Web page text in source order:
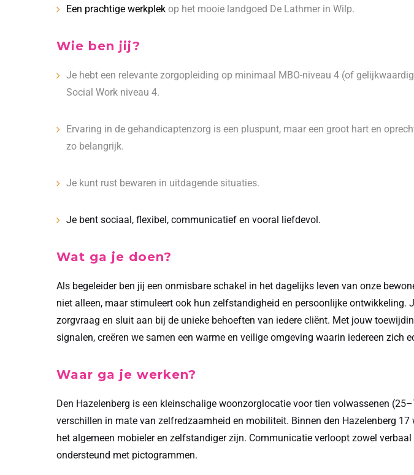
Een prachtige werkplek op het mooie landgoed De Lathmer in Wilp.
Wie ben jij?
Je hebt een relevante zorgopleiding op minimaal MBO-niveau 4 (of
Social Work niveau 4.
Ervaring in de gehandicaptenzorg is een pluspunt, maar een groot hart en
zo belangrijk.
Je kunt rust bewaren in uitdagende situaties.
Je bent sociaal, flexibel, communicatief en vooral liefdevol.
Wat ga je doen?
Als begeleider ben jij een onmisbare schakel in het dagelijks leven van onze
niet alleen, maar stimuleert ook hun zelfstandigheid en persoonlijke ontwikkeling.
zorgvraag en sluit aan bij de unieke behoeften van iedere cliënt. Met jouw
signalen, creëren we samen een warme en veilige omgeving waarin iedereen zich
Waar ga je werken?
Den Hazelenberg is een kleinschalige woonzorglocatie voor tien volwassenen
verschillen in mate van zelfredzaamheid en mobiliteit. Binnen den Hazelenberg 17
het algemeen mobieler en zelfstandiger zijn. Communicatie verloopt zowel
ondersteund met pictogrammen.